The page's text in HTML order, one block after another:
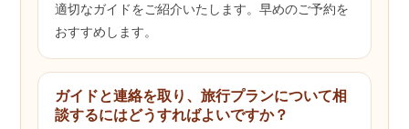
適切なガイドをご紹介いたします。早めのご予約を
おすすめします。
ガイドと連絡を取り、旅行プランについて相
談するにはどうすればよいですか？